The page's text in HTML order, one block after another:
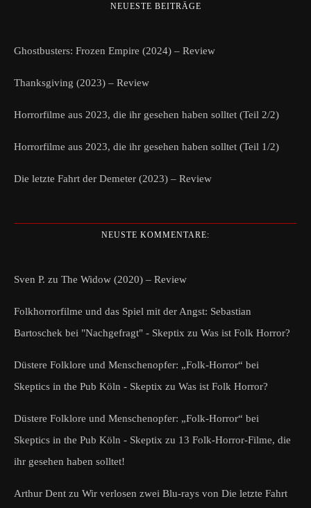
NEUESTE BEITRÄGE
Ghostbusters: Frozen Empire (2024) – Review
Thanksgiving (2023) – Review
Horrorfilme aus 2023, die ihr gesehen haben solltet (Teil 2/2)
Horrorfilme aus 2023, die ihr gesehen haben solltet (Teil 1/2)
Die letzte Fahrt der Demeter (2023) – Review
NEUSTE KOMMENTARE:
Sven P. zu The Widow (2020) – Review
Folkhorrorfilme und das Spiel mit der Angst: Sebastian
Bartoschek bei "Nachgefragt" - Skeptix zu Was ist Folk Horror?
Düstere Folklore und Menschenopfer: „Folk-Horror“ bei
Skeptics in the Pub Köln - Skeptix zu Was ist Folk Horror?
Düstere Folklore und Menschenopfer: „Folk-Horror“ bei
Skeptics in the Pub Köln - Skeptix zu 13 Folk-Horror-Filme, die
ihr gesehen haben solltet!
Arthur Dent zu Wir verlosen zwei Blu-rays von Die letzte Fahrt